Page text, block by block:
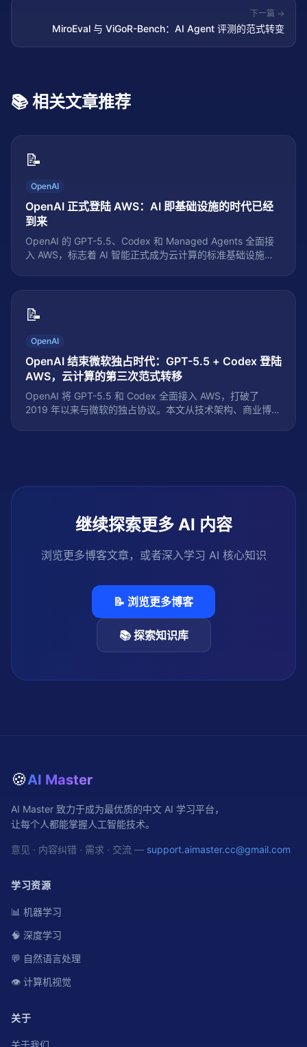
下一篇 →
MiroEval 与 ViGoR-Bench：AI Agent 评测的范式转变
📚 相关文章推荐
📝
OpenAI
OpenAI 正式登陆 AWS：AI 即基础设施的时代已经
到来
OpenAI 的 GPT-5.5、Codex 和 Managed Agents 全面接
入 AWS，标志着 AI 智能正式成为云计算的标准基础设施。
📝
OpenAI
OpenAI 结束微软独占时代：GPT-5.5 + Codex 登陆
AWS，云计算的第三次范式转移
OpenAI 将 GPT-5.5 和 Codex 全面接入 AWS，打破了
2019 年以来与微软的独占协议。本文从技术架构、商业博
继续探索更多 AI 内容
浏览更多博客文章，或者深入学习 AI 核心知识
📝 浏览更多博客
📚 探索知识库
🍪AI Master
AI Master 致力于成为最优质的中文 AI 学习平台，
让每个人都能掌握人工智能技术。
意见 · 内容纠错 · 需求 · 交流 — support.aimaster.cc@gmail.com
学习资源
📊 机器学习
🧠 深度学习
💬 自然语言处理
👁️ 计算机视觉
关于
关于我们